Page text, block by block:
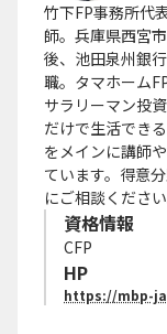
竹下FP事務所代
師。兵庫県西宮
後、池田泉州銀
職。タマホーム
サラリーマン投
だけで生活でき
をメインに講師
ています。得意
にご相談ください
資格情報
CFP
HP
https://mbp-